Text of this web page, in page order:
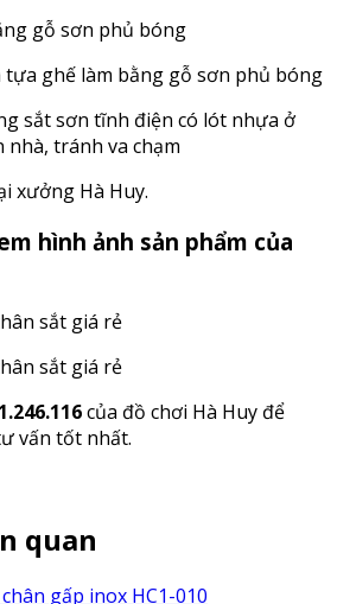
gỗ sơn phủ bóng
tựa ghế làm bằng gỗ sơn phủ bóng
sắt sơn tĩnh điện có lót nhựa ở
nhà, tránh va chạm
xưởng Hà Huy.
hình ảnh sản phẩm của
của đồ chơi Hà Huy để
vấn tốt nhất.
quan